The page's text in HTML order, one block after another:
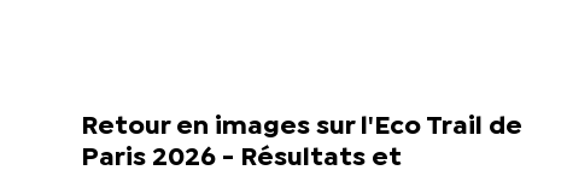
Retour en images sur l'Eco Trail de
Paris 2026 - Résultats et